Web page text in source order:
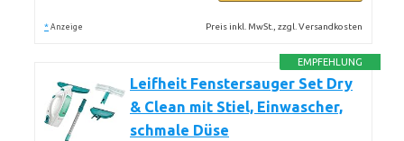
* Anzeige Preis inkl. MwSt., zzgl. Versandkosten
EMPFEHLUNG
Leifheit Fenstersauger Set Dry
& Clean mit Stiel, Einwascher,
schmale Düse